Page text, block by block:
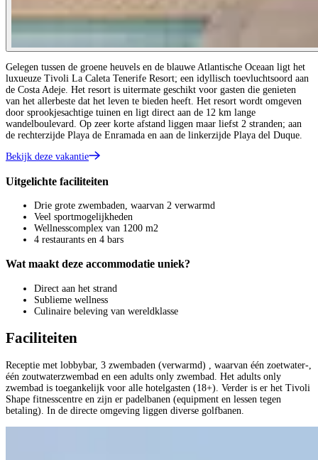
Gelegen tussen de groene heuvels en de blauwe Atlantische Oceaan ligt het
luxueuze Tivoli La Caleta Tenerife Resort; een idyllisch toevluchtsoord aan
de Costa Adeje. Het resort is uitermate geschikt voor gasten die genieten
van het allerbeste dat het leven te bieden heeft. Het resort wordt omgeven
door sprookjesachtige tuinen en ligt direct aan de 12 km lange
wandelboulevard. Op zeer korte afstand liggen maar liefst 2 stranden; aan
de rechterzijde Playa de Enramada en aan de linkerzijde Playa del Duque.
Bekijk deze vakantie
Uitgelichte faciliteiten
Drie grote zwembaden, waarvan 2 verwarmd
Veel sportmogelijkheden
Wellnesscomplex van 1200 m2
4 restaurants en 4 bars
Wat maakt deze accommodatie uniek?
Direct aan het strand
Sublieme wellness
Culinaire beleving van wereldklasse
Faciliteiten
Receptie met lobbybar, 3 zwembaden (verwarmd) , waarvan één zoetwater-,
één zoutwaterzwembad en een adults only zwembad. Het adults only
zwembad is toegankelijk voor alle hotelgasten (18+). Verder is er het Tivoli
Shape fitnesscentre en zijn er padelbanen (equipment en lessen tegen
betaling). In de directe omgeving liggen diverse golfbanen.